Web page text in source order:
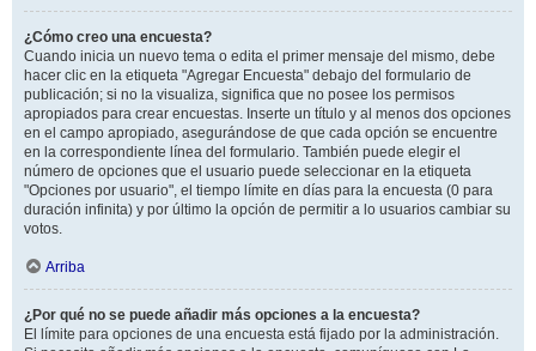
¿Cómo creo una encuesta?
Cuando inicia un nuevo tema o edita el primer mensaje del mismo, debe
hacer clic en la etiqueta "Agregar Encuesta" debajo del formulario de
publicación; si no la visualiza, significa que no posee los permisos
apropiados para crear encuestas. Inserte un título y al menos dos opciones
en el campo apropiado, asegurándose de que cada opción se encuentre
en la correspondiente línea del formulario. También puede elegir el
número de opciones que el usuario puede seleccionar en la etiqueta
"Opciones por usuario", el tiempo límite en días para la encuesta (0 para
duración infinita) y por último la opción de permitir a lo usuarios cambiar su
votos.
Arriba
¿Por qué no se puede añadir más opciones a la encuesta?
El límite para opciones de una encuesta está fijado por la administración.